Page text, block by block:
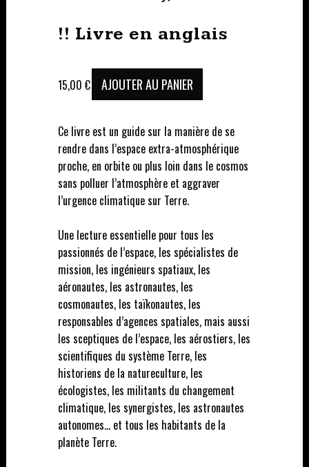
!! Livre en anglais
15,00 € AJOUTER AU PANIER
Ce livre est un guide sur la manière de se
rendre dans l’espace extra-atmosphérique
proche, en orbite ou plus loin dans le cosmos
sans polluer l’atmosphère et aggraver
l’urgence climatique sur Terre.
Une lecture essentielle pour tous les
passionnés de l’espace, les spécialistes de
mission, les ingénieurs spatiaux, les
aéronautes, les astronautes, les
cosmonautes, les taïkonautes, les
responsables d’agences spatiales, mais aussi
les sceptiques de l’espace, les aérostiers, les
scientifiques du système Terre, les
historiens de la natureculture, les
écologistes, les militants du changement
climatique, les synergistes, les astronautes
autonomes… et tous les habitants de la
planète Terre.